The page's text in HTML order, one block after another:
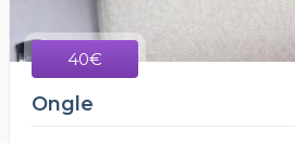
40€
Ongle